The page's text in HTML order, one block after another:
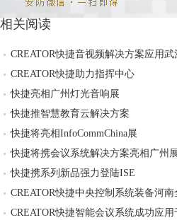
相关阅读
CREATOR快捷音视频解决方案应用武
CREATOR快捷助力指挥中心
快捷亮相广州灯光音响展
快捷推智慧教育云解决方案
快捷将亮相InfoCommChina展
快捷将携会议系统解决方案亮相广州
快捷携系列新品强力登陆ISE
CREATOR快捷中央控制系统装备河南
CREATOR快捷智能会议系统成功应用